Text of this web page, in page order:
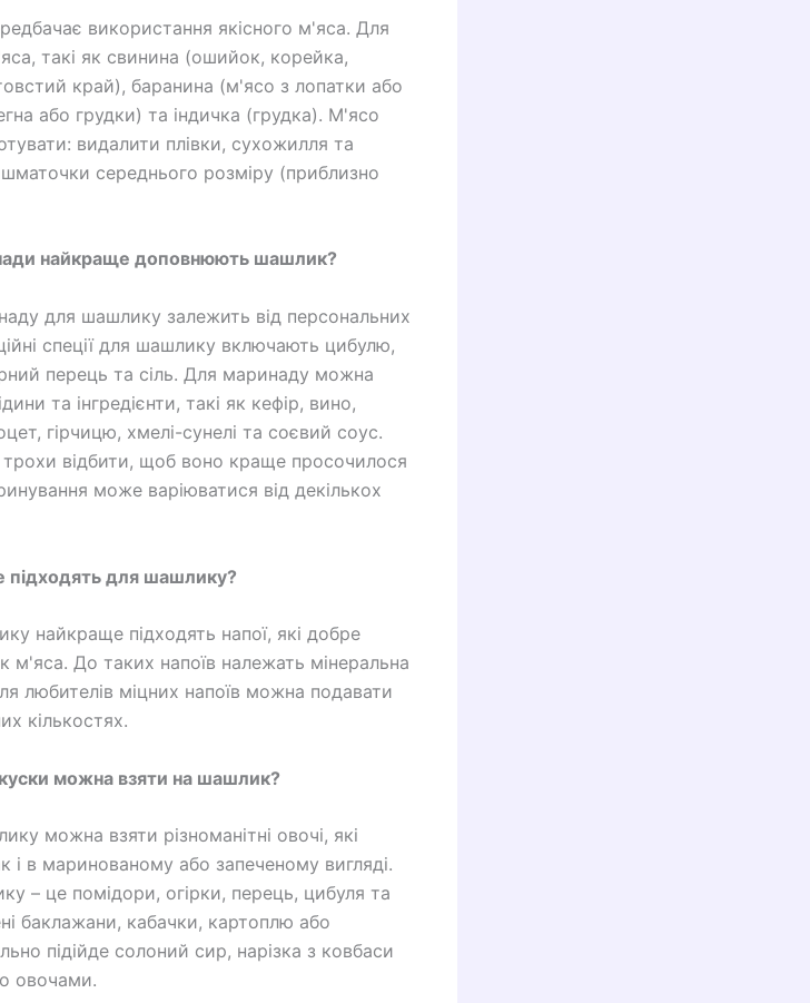
використання якісного м'яса. Для
такі як свинина (ошийок, корейка,
край), баранина (м'ясо з лопатки або
або грудки) та індичка (грудка). М'ясо
видалити плівки, сухожилля та
середнього розміру (приблизно
найкраще доповнюють шашлик?
для шашлику залежить від персональних
спеції для шашлику включають цибулю,
перець та сіль. Для маринаду можна
та інгредієнти, такі як кефір, вино,
гірчицю, хмелі-сунелі та соєвий соус.
відбити, щоб воно краще просочилося
може варіюватися від декількох
підходять для шашлику?
найкраще підходять напої, які добре
м'яса. До таких напоїв належать мінеральна
любителів міцних напоїв можна подавати
кількостях.
можна взяти на шашлик?
можна взяти різноманітні овочі, які
в маринованому або запеченому вигляді.
– це помідори, огірки, перець, цибуля та
баклажани, кабачки, картоплю або
підійде солоний сир, нарізка з ковбаси
овочами.